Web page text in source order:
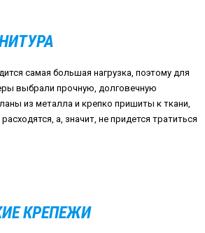
самая большая нагрузка, поэтому для
выбрали прочную, долговечную
из металла и крепко пришиты к ткани,
а, значит, не придется тратиться
КРЕПЕЖИ